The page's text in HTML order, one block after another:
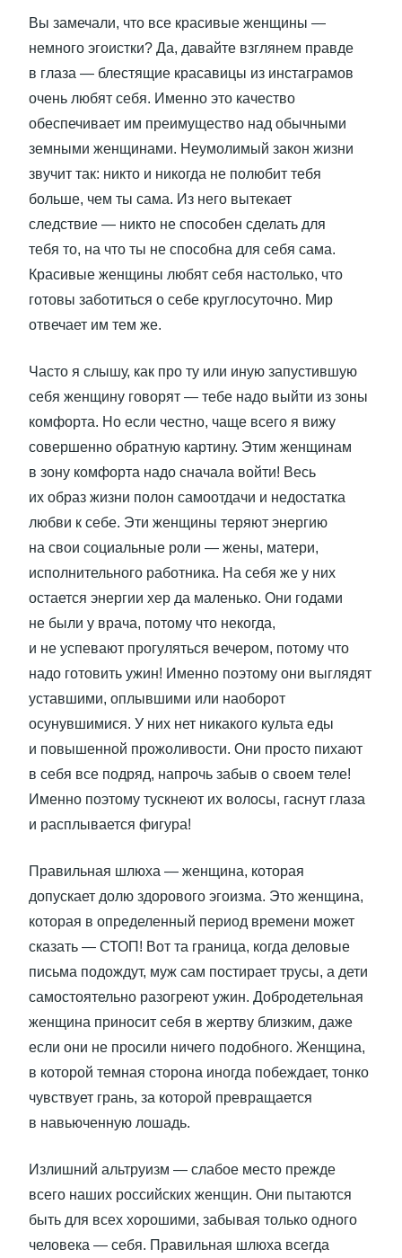
Вы замечали, что все красивые женщины —
немного эгоистки? Да, давайте взглянем правде
в глаза — блестящие красавицы из инстаграмов
очень любят себя. Именно это качество
обеспечивает им преимущество над обычными
земными женщинами. Неумолимый закон жизни
звучит так: никто и никогда не полюбит тебя
больше, чем ты сама. Из него вытекает
следствие — никто не способен сделать для
тебя то, на что ты не способна для себя сама.
Красивые женщины любят себя настолько, что
готовы заботиться о себе круглосуточно. Мир
отвечает им тем же.
Часто я слышу, как про ту или иную запустившую
себя женщину говорят — тебе надо выйти из зоны
комфорта. Но если честно, чаще всего я вижу
совершенно обратную картину. Этим женщинам
в зону комфорта надо сначала войти! Весь
их образ жизни полон самоотдачи и недостатка
любви к себе. Эти женщины теряют энергию
на свои социальные роли — жены, матери,
исполнительного работника. На себя же у них
остается энергии хер да маленько. Они годами
не были у врача, потому что некогда,
и не успевают прогуляться вечером, потому что
надо готовить ужин! Именно поэтому они выглядят
уставшими, оплывшими или наоборот
осунувшимися. У них нет никакого культа еды
и повышенной прожоливости. Они просто пихают
в себя все подряд, напрочь забыв о своем теле!
Именно поэтому тускнеют их волосы, гаснут глаза
и расплывается фигура!
Правильная шлюха — женщина, которая
допускает долю здорового эгоизма. Это женщина,
которая в определенный период времени может
сказать — СТОП! Вот та граница, когда деловые
письма подождут, муж сам постирает трусы, а дети
самостоятельно разогреют ужин. Добродетельная
женщина приносит себя в жертву близким, даже
если они не просили ничего подобного. Женщина,
в которой темная сторона иногда побеждает, тонко
чувствует грань, за которой превращается
в навьюченную лошадь.
Излишний альтруизм — слабое место прежде
всего наших российских женщин. Они пытаются
быть для всех хорошими, забывая только одного
человека — себя. Правильная шлюха всегда